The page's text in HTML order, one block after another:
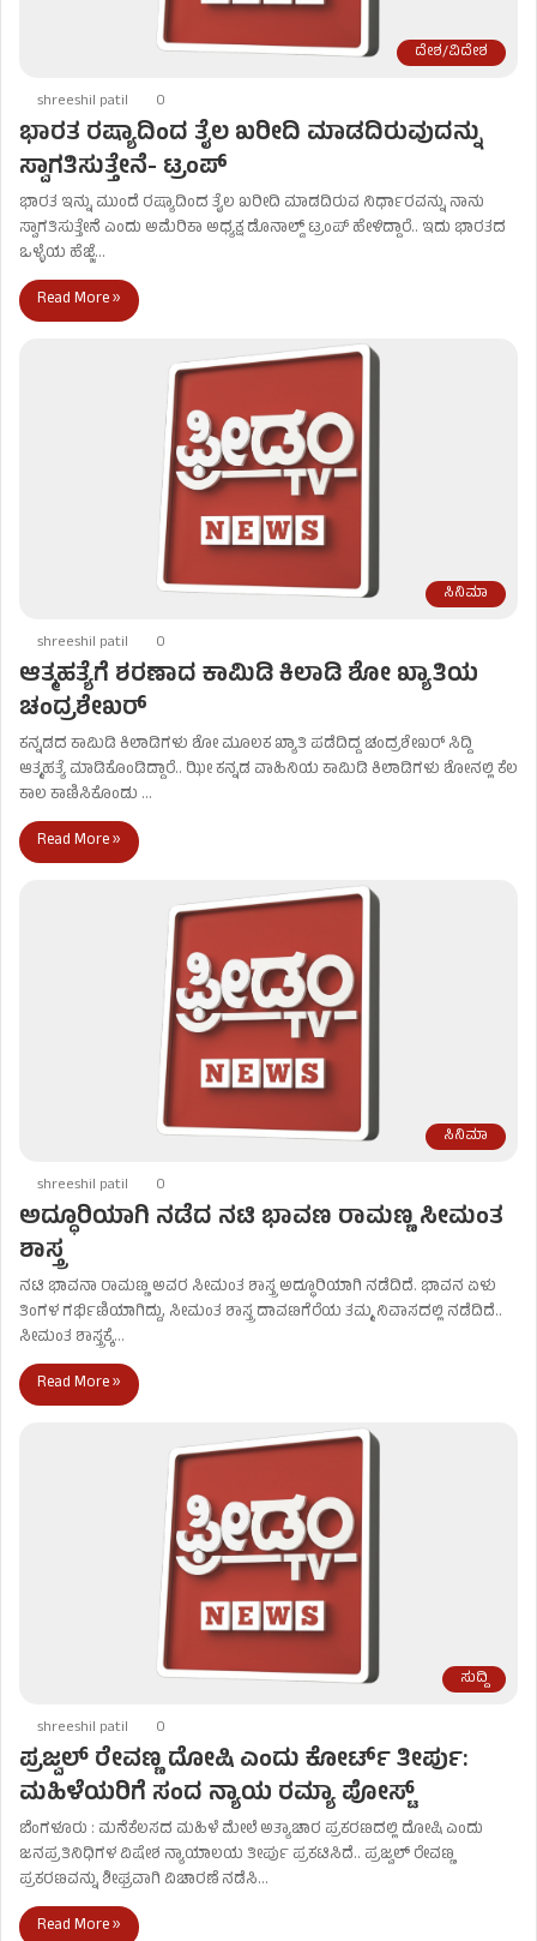
ದೇಶ/ವಿದೇಶ
shreeshil patil 0
ಭಾರತ ರಷ್ಯಾದಿಂದ ತೈಲ ಖರೀದಿ ಮಾಡದಿರುವುದನ್ನು
ಸ್ವಾಗತಿಸುತ್ತೇನೆ- ಟ್ರಂಪ್‌
ಭಾರತ ಇನ್ನು ಮುಂದೆ ರಷ್ಯಾದಿಂದ ತೈಲ ಖರೀದಿ ಮಾಡದಿರುವ ನಿರ್ಧಾರವನ್ನು ನಾನು
ಸ್ವಾಗತಿಸುತ್ತೇನೆ ಎಂದು ಅಮೆರಿಕಾ ಅಧ್ಯಕ್ಷ ಡೊನಾಲ್ಡ್‌ ಟ್ರಂಪ್‌ ಹೇಳಿದ್ದಾರೆ.. ಇದು ಭಾರತದ
ಒಳ್ಳೆಯ ಹೆಜ್ಜೆ…
Read More »
ಸಿನಿಮಾ
shreeshil patil 0
ಆತ್ಮಹತ್ಯೆಗೆ ಶರಣಾದ ಕಾಮಿಡಿ ಕಿಲಾಡಿ ಶೋ ಖ್ಯಾತಿಯ
ಚಂದ್ರಶೇಖರ್‌
ಕನ್ನಡದ ಕಾಮಿಡಿ ಕಿಲಾಡಿಗಳು ಶೋ ಮೂಲಕ ಖ್ಯಾತಿ ಪಡೆದಿದ್ದ ಚಂದ್ರಶೇಖರ್‌ ಸಿದ್ದಿ
ಆತ್ಮಹತ್ಯೆ ಮಾಡಿಕೊಂಡಿದ್ದಾರೆ.. ಝೀ ಕನ್ನಡ ವಾಹಿನಿಯ ಕಾಮಿಡಿ ಕಿಲಾಡಿಗಳು ಶೋನಲ್ಲಿ ಕೆಲ
ಕಾಲ ಕಾಣಿಸಿಕೊಂಡು …
Read More »
ಸಿನಿಮಾ
shreeshil patil 0
ಅದ್ಧೂರಿಯಾಗಿ ನಡೆದ ನಟಿ ಭಾವಣ ರಾಮಣ್ಣ ಸೀಮಂತ
ಶಾಸ್ತ್ರ
ನಟಿ ಭಾವನಾ ರಾಮಣ್ಣ ಅವರ ಸೀಮಂತ ಶಾಸ್ತ್ರ ಅದ್ಧೂರಿಯಾಗಿ ನಡೆದಿದೆ. ಭಾವನ ಏಳು
ತಿಂಗಳ ಗರ್ಭಿಣಿಯಾಗಿದ್ದು, ಸೀಮಂತ ಶಾಸ್ತ್ರ ದಾವಣಗೆರೆಯ ತಮ್ಮ ನಿವಾಸದಲ್ಲಿ ನಡೆದಿದೆ..
ಸೀಮಂತ ಶಾಸ್ತ್ರಕ್ಕೆ…
Read More »
ಸುದ್ದಿ
shreeshil patil 0
ಪ್ರಜ್ವಲ್‌ ರೇವಣ್ಣ ದೋಷಿ ಎಂದು ಕೋರ್ಟ್‌ ತೀರ್ಪು:
ಮಹಿಳೆಯರಿಗೆ ಸಂದ ನ್ಯಾಯ ರಮ್ಯಾ ಪೋಸ್ಟ್
ಬೆಂಗಳೂರು : ಮನೆಕೆಲಸದ ಮಹಿಳೆ ಮೇಲೆ ಅತ್ಯಾಚಾರ ಪ್ರಕರಣದಲ್ಲಿ ದೋಷಿ ಎಂದು
ಜನಪ್ರತಿನಿಧಿಗಳ ವಿಷೇಶ ನ್ಯಾಯಾಲಯ ತೀರ್ಪು ಪ್ರಕಟಿಸಿದೆ.. ಪ್ರಜ್ವಲ್ ರೇವಣ್ಣ
ಪ್ರಕರಣವನ್ನು ಶೀಘ್ರವಾಗಿ ವಿಚಾರಣೆ ನಡೆಸಿ…
Read More »